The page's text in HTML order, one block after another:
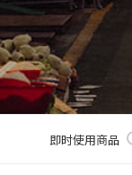
文 (台灣)
即时使用商品